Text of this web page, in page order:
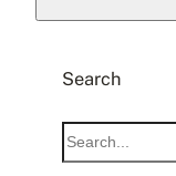
Search
S
e